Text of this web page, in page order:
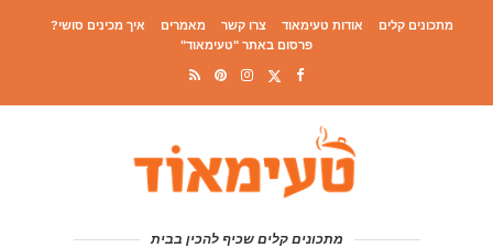
מתכונים קלים אודות טעימאוד צרו קשר מאמרים
איך מכינים סושי?
פרסום באתר "טעימאוד"
מתכונים קלים שכיף להכין בבית